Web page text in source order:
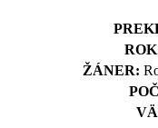
ŽÁNER: